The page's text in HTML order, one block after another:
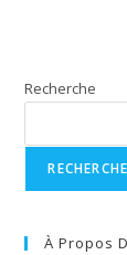
Recherche
À Propos